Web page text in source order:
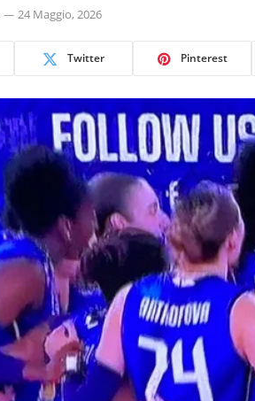
24 Maggio, 2026
Twitter Pinterest